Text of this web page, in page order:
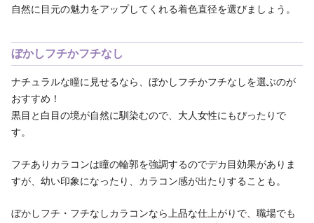
自然に目元の魅力をアップしてくれる着色直径を選びましょう。
ぼかしフチかフチなし
ナチュラルな瞳に見せるなら、ぼかしフチかフチなしを選ぶのが
おすすめ！
黒目と白目の境が自然に馴染むので、大人女性にもぴったりで
す。
フチありカラコンは瞳の輪郭を強調するのでデカ目効果がありま
すが、幼い印象になったり、カラコン感が出たりすることも。
ぼかしフチ・フチなしカラコンなら上品な仕上がりで、職場でも